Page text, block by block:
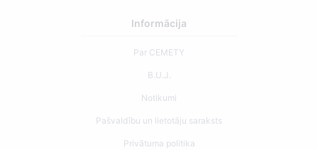
Informācija
Par CEMETY
B.U.J.
Notikumi
Pašvaldību un lietotāju saraksts
Privātuma politika